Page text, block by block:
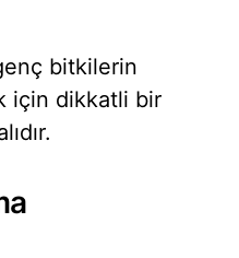
bitkilerin
için dikkatli bir